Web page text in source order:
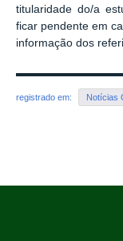
titularidade do/a
ficar pendente em
informação dos
registrado em: Notícias